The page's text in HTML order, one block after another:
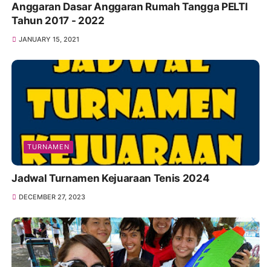
Anggaran Dasar Anggaran Rumah Tangga PELTI
Tahun 2017 - 2022
JANUARY 15, 2021
TURNAMEN
Jadwal Turnamen Kejuaraan Tenis 2024
DECEMBER 27, 2023